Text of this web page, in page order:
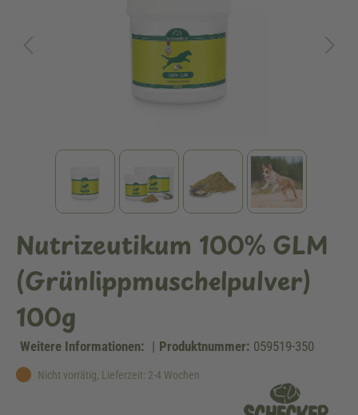
Nutrizeutikum 100% GLM
(Grünlippmuschelpulver)
100g
Weitere Informationen: | Produktnummer: 059519-350
Nicht vorrätig, Lieferzeit: 2-4 Wochen